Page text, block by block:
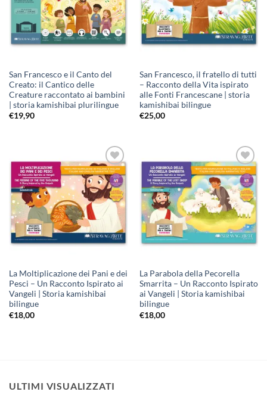
San Francesco e il Canto del
Creato: il Cantico delle
Creature raccontato ai bambini
| storia kamishibai plurilingue
€19,90
San Francesco, il fratello di tutti
– Racconto della Vita ispirato
alle Fonti Francescane | storia
kamishibai bilingue
€25,00
Aggiungi
alla lista
dei
desideri
La Moltiplicazione dei Pani e dei
Pesci – Un Racconto Ispirato ai
Vangeli | Storia kamishibai
bilingue
€18,00
Aggiungi
alla lista
dei
desideri
La Parabola della Pecorella
Smarrita – Un Racconto Ispirato
ai Vangeli | Storia kamishibai
bilingue
€18,00
ULTIMI VISUALIZZATI